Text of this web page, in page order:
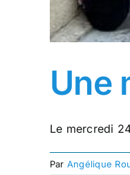
Une
Le mercredi
Par Angélique